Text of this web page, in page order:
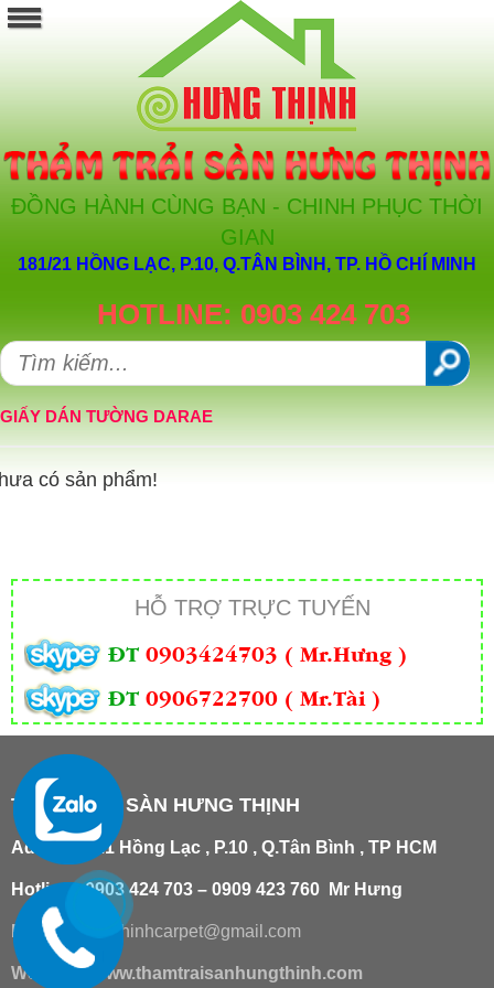
ĐỒNG HÀNH CÙNG BẠN - CHINH PHỤC THỜI
GIAN
181/21 HỒNG LẠC, P.10, Q.TÂN BÌNH, TP. HỒ CHÍ MINH
HOTLINE: 0903 424 703
GIẤY DÁN TƯỜNG DARAE
có sản phẩm!
HỖ TRỢ TRỰC TUYẾN
ĐT 0903424703 ( Mr.Hưng )
ĐT 0906722700 ( Mr.Tài )
THẢM TRẢI SÀN HƯNG THỊNH
Add : 181/21 Hồng Lạc , P.10 , Q.Tân Bình , TP HCM
Hotline : 0903 424 703 – 0909 423 760 Mr Hưng
Email : hungthinhcarpet@gmail.com
Website: www.thamtraisanhungthinh.com